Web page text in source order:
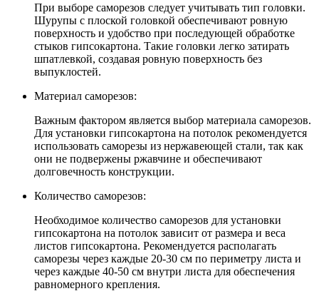
При выборе саморезов следует учитывать тип головки.
Шурупы с плоской головкой обеспечивают ровную
поверхность и удобство при последующей обработке
стыков гипсокартона. Такие головки легко затирать
шпатлевкой, создавая ровную поверхность без
выпуклостей.
Материал саморезов:
Важным фактором является выбор материала саморезов.
Для установки гипсокартона на потолок рекомендуется
использовать саморезы из нержавеющей стали, так как
они не подвержены ржавчине и обеспечивают
долговечность конструкции.
Количество саморезов:
Необходимое количество саморезов для установки
гипсокартона на потолок зависит от размера и веса
листов гипсокартона. Рекомендуется располагать
саморезы через каждые 20-30 см по периметру листа и
через каждые 40-50 см внутри листа для обеспечения
равномерного крепления.